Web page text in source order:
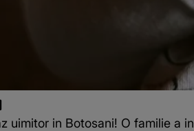
uimitor in Botosani! O familie a